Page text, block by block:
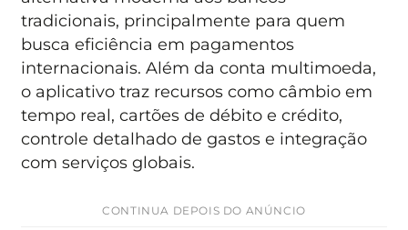
tradicionais, principalmente para quem
busca eficiência em pagamentos
internacionais. Além da conta multimoeda,
o aplicativo traz recursos como câmbio em
tempo real, cartões de débito e crédito,
controle detalhado de gastos e integração
com serviços globais.
CONTINUA DEPOIS DO ANÚNCIO